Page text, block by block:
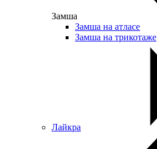
Замша
Замша на атласе
Замша на трикотаже
Лайкра